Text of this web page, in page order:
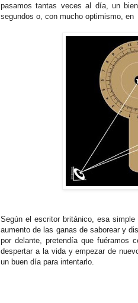
pasamos tantas veces al día, un
segundos o, con mucho optimismo,
Según el escritor británico, esa
aumento de las ganas de saborear y
por delante, pretendía que fuéramos
despertar a la vida y empezar de
un buen día para intentarlo.